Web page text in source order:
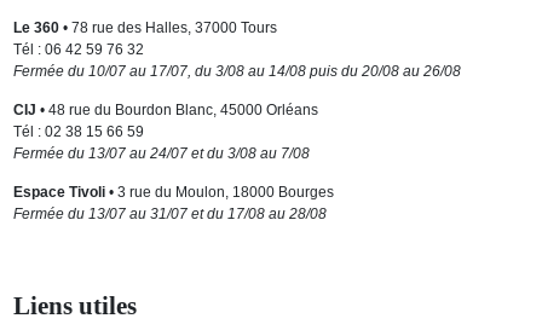
Le 360• 78 rue des Halles, 37000 Tours
Tél : 06 42 59 76 32
Fermée du 10/07 au 17/07, du 3/08 au 14/08 puis du 20/08 au 26/08
CIJ • 48 rue du Bourdon Blanc, 45000 Orléans
Tél : 02 38 15 66 59
Fermée du 13/07 au 24/07 et du 3/08 au 7/08
Espace Tivoli• 3 rue du Moulon, 18000 Bourges
Fermée du 13/07 au 31/07 et du 17/08 au 28/08
Liens utiles